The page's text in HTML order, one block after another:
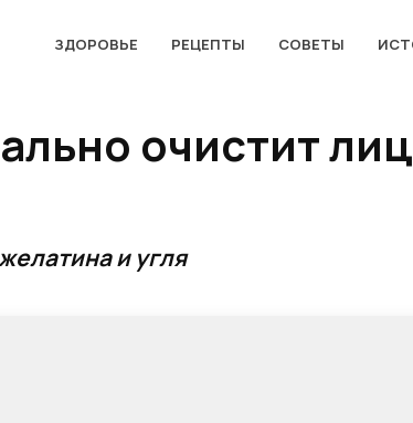
ЗДОРОВЬЕ РЕЦЕПТЫ СОВЕТЫ
очистит
и угля